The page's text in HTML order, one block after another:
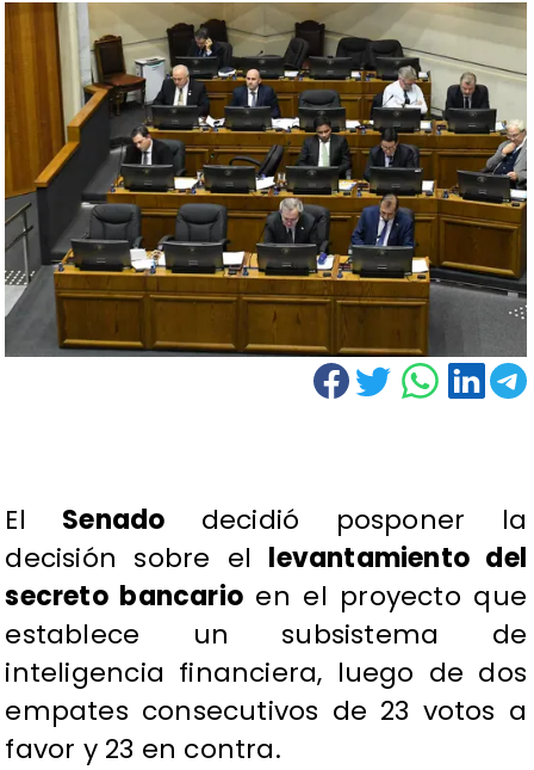
El Senado decidió posponer la
decisión sobre el levantamiento del
secreto bancario en el proyecto que
establece un subsistema de
inteligencia financiera, luego de dos
empates consecutivos de 23 votos a
favor y 23 en contra.